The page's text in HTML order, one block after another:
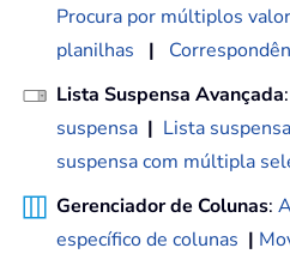
Procura por múltiplos
planilhas
|
Lista Suspensa Avançada:
suspensa | Lista
suspensa com múltipla
Gerenciador de Colunas:
específico de colunas |